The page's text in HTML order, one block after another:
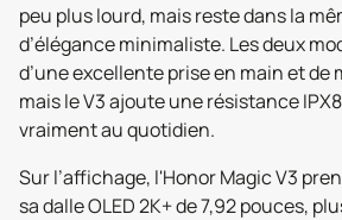
peu plus lourd, mais reste dans la
d’élégance minimaliste. Les deux
d’une excellente prise en main et de
mais le V3 ajoute une résistance
vraiment au quotidien.
Sur l’affichage, l'Honor Magic V3
sa dalle OLED 2K+ de 7,92 pouces,